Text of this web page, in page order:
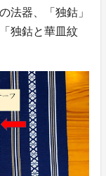
法器、「独鈷」
独鈷と華皿紋